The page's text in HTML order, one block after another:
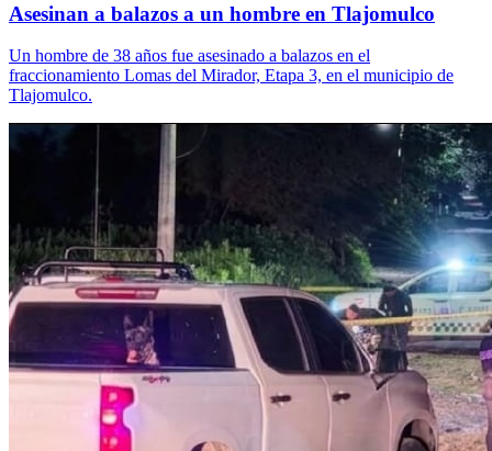
Asesinan a balazos a un hombre en Tlajomulco
Un hombre de 38 años fue asesinado a balazos en el
fraccionamiento Lomas del Mirador, Etapa 3, en el municipio de
Tlajomulco.